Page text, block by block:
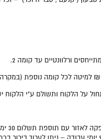
ורלוונטיים עד קומה 2.
21